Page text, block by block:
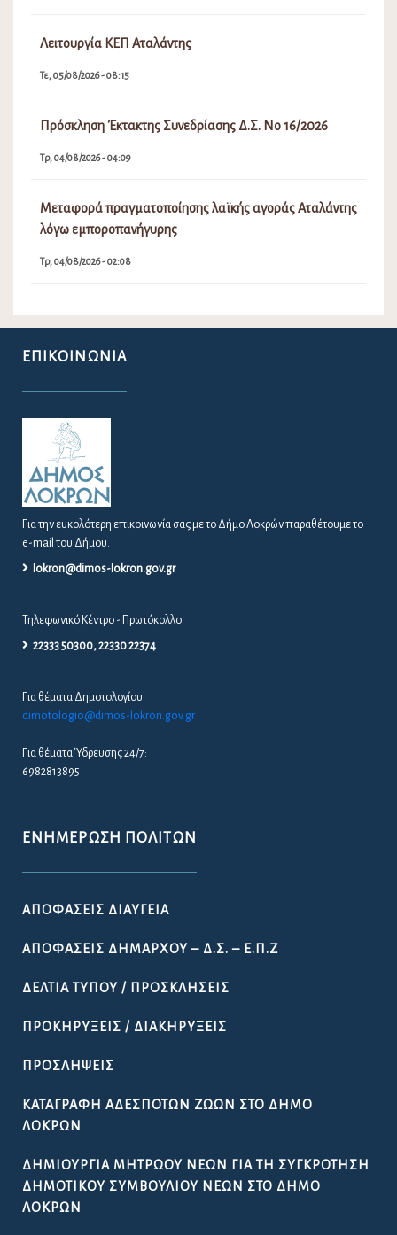
Λειτουργία ΚΕΠ Αταλάντης
Τε, 05/08/2026 - 08:15
Πρόσκληση Έκτακτης Συνεδρίασης Δ.Σ. Νο 16/2026
Τρ, 04/08/2026 - 04:09
Μεταφορά πραγματοποίησης λαϊκής αγοράς Αταλάντης
λόγω εμποροπανήγυρης
Τρ, 04/08/2026 - 02:08
ΕΠΙΚΟΙΝΩΝΊΑ
Για την ευκολότερη επικοινωνία σας με το Δήμο Λοκρών παραθέτουμε το
e-mail του Δήμου.
lokron@dimos-lokron.gov.gr
Τηλεφωνικό Κέντρο - Πρωτόκολλο
22333 50300, 22330 22374
Για θέματα Δημοτολογίου:
dimotologio@dimos-lokron.gov.gr
Για θέματα Ύδρευσης 24/7:
6982813895
ΕΝΗΜΈΡΩΣΗ ΠΟΛΙΤΏΝ
ΑΠΟΦΆΣΕΙΣ ΔΙΑΎΓΕΙΑ
ΑΠΟΦΆΣΕΙΣ ΔΗΜΆΡΧΟΥ – Δ.Σ. – Ε.Π.Ζ
ΔΕΛΤΊΑ ΤΎΠΟΥ / ΠΡΟΣΚΛΉΣΕΙΣ
ΠΡΟΚΗΡΎΞΕΙΣ / ΔΙΑΚΗΡΎΞΕΙΣ
ΠΡΟΣΛΉΨΕΙΣ
ΚΑΤΑΓΡΑΦΉ ΑΔΈΣΠΟΤΩΝ ΖΏΩΝ ΣΤΟ ΔΉΜΟ
ΛΟΚΡΏΝ
ΔΗΜΙΟΥΡΓΊΑ ΜΗΤΡΏΟΥ ΝΈΩΝ ΓΙΑ ΤΗ ΣΥΓΚΡΌΤΗΣΗ
ΔΗΜΟΤΙΚΟΎ ΣΥΜΒΟΥΛΊΟΥ ΝΈΩΝ ΣΤΟ ΔΉΜΟ
ΛΟΚΡΏΝ